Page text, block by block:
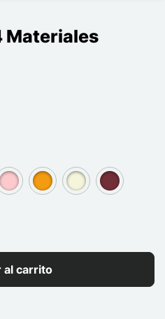
Materiales
group[3]group[3]group[3]
al carrito